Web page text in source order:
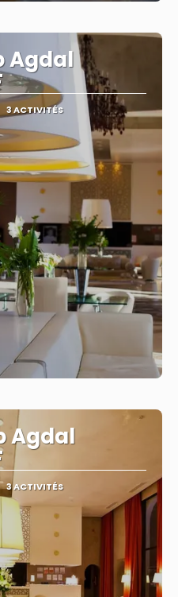
Agdal
3 ACTIVITÉS
Agdal
3 ACTIVITÉS